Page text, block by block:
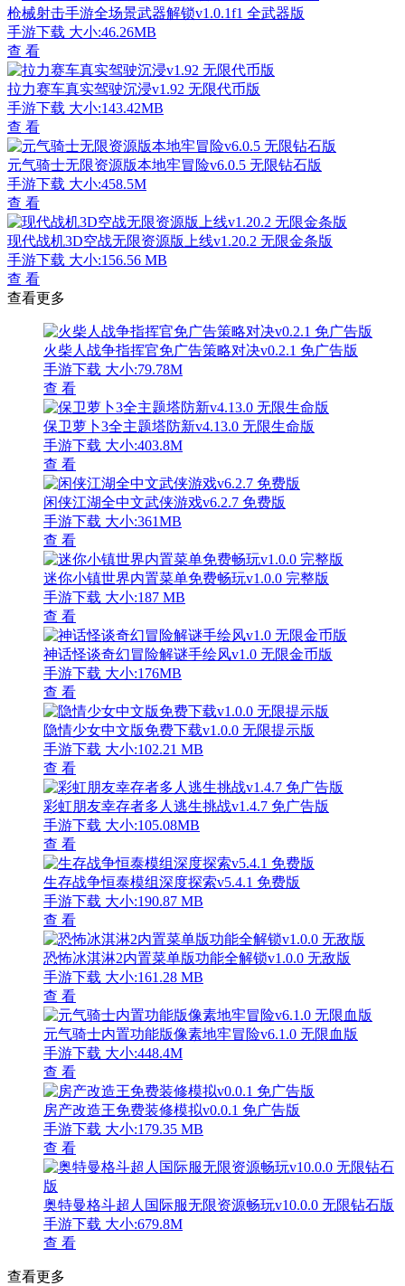
枪械射击手游全场景武器解锁v1.0.1f1 全武器版
手游下载 大小:46.26MB
查 看
拉力赛车真实驾驶沉浸v1.92 无限代币版
手游下载 大小:143.42MB
查 看
元气骑士无限资源版本地牢冒险v6.0.5 无限钻石版
手游下载 大小:458.5M
查 看
现代战机3D空战无限资源版上线v1.20.2 无限金条版
手游下载 大小:156.56 MB
查 看
查看更多
火柴人战争指挥官免广告策略对决v0.2.1 免广告版
手游下载 大小:79.78M
查 看
保卫萝卜3全主题塔防新v4.13.0 无限生命版
手游下载 大小:403.8M
查 看
闲侠江湖全中文武侠游戏v6.2.7 免费版
手游下载 大小:361MB
查 看
迷你小镇世界内置菜单免费畅玩v1.0.0 完整版
手游下载 大小:187 MB
查 看
神话怪谈奇幻冒险解谜手绘风v1.0 无限金币版
手游下载 大小:176MB
查 看
隐情少女中文版免费下载v1.0.0 无限提示版
手游下载 大小:102.21 MB
查 看
彩虹朋友幸存者多人逃生挑战v1.4.7 免广告版
手游下载 大小:105.08MB
查 看
生存战争恒泰模组深度探索v5.4.1 免费版
手游下载 大小:190.87 MB
查 看
恐怖冰淇淋2内置菜单版功能全解锁v1.0.0 无敌版
手游下载 大小:161.28 MB
查 看
元气骑士内置功能版像素地牢冒险v6.1.0 无限血版
手游下载 大小:448.4M
查 看
房产改造王免费装修模拟v0.0.1 免广告版
手游下载 大小:179.35 MB
查 看
奥特曼格斗超人国际服无限资源畅玩v10.0.0 无限钻石版
手游下载 大小:679.8M
查 看
查看更多